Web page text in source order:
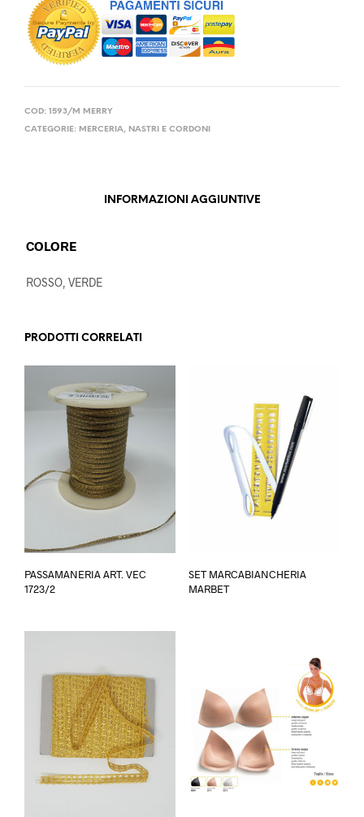
COD: 1593/M MERRY
CATEGORIE: MERCERIA, NASTRI E CORDONI
INFORMAZIONI AGGIUNTIVE
COLORE
ROSSO, VERDE
PRODOTTI CORRELATI
PASSAMANERIA ART. VEC
1723/2
SET MARCABIANCHERIA
MARBET